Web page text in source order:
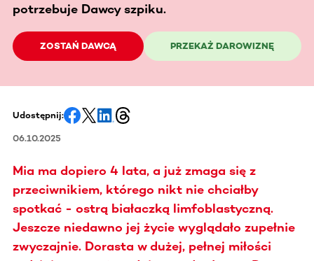
potrzebuje Dawcy szpiku.
ZOSTAŃ DAWCĄ PRZEKAŻ DAROWIZNĘ
Udostępnij:
06.10.2025
Mia ma dopiero 4 lata, a już zmaga się z
przeciwnikiem, którego nikt nie chciałby
spotkać - ostrą białaczką limfoblastyczną.
Jeszcze niedawno jej życie wyglądało zupełnie
zwyczajnie. Dorasta w dużej, pełnej miłości